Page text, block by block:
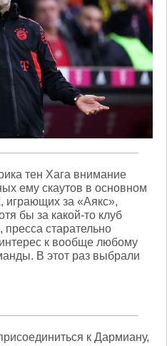
тен Хага внимание
ему скаутов в основном
играющих за «Аякс»,
бы за какой-то клуб
старательно
к вообще любому
В этот раз выбрали
к Дармиану,